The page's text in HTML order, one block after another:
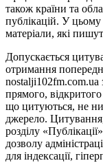
також країни та
публікацій. У цьому
матеріали, які
Допускається
отримання
nostalji102fm.com.ua
прямого, відкритого
що цитуються, не
джерело. Цитування,
розділу
дозволу
для індексації,